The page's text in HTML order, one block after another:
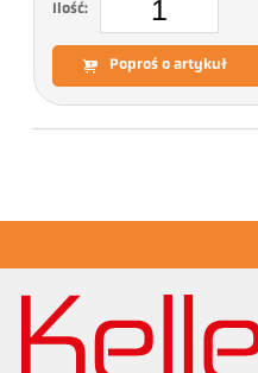
Ilość:
Poproś o artykuł